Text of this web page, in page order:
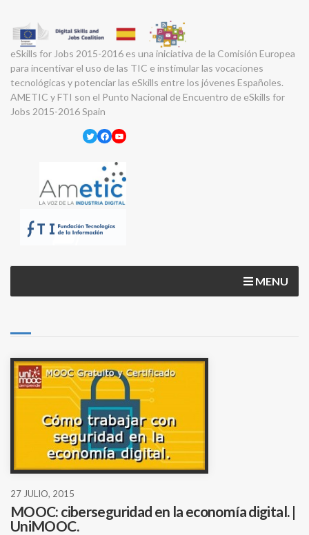
eSkills for Jobs 2015-2016 es una iniciativa de la Comisión Europea
para incentivar el uso de las TIC e instimular las vocaciones
tecnológicas y potenciar las eSkills entre los jóvenes Españoles.
AMETIC y FTI son el Punto Nacional de Encuentro de eSkills for
Jobs 2015-2016 Spain
Twitter
Facebook
YouTube
MENU
27 JULIO, 2015
MOOC: ciberseguridad en la economía digital. |
UniMOOC.